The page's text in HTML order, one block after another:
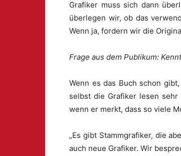
Grafiker muss sich dann
überlegen wir, ob das
Wenn ja, fordern wir die
Frage aus dem Publikum:
Wenn es das Buch schon
selbst die Grafiker lesen
wenn er merkt, dass so viele
„Es gibt Stammgrafiker, die
auch neue Grafiker. Wir